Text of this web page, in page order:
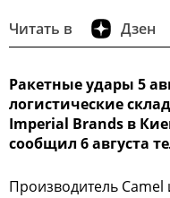
Читать в Дзен
Ракетные удары 5
логистические
Imperial Brands в
сообщил 6 августа
Производитель